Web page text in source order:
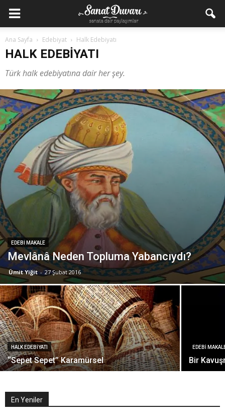
Ana Sayfa Edebiyat Halk Edebiyatı
HALK EDEBIYATI
Türk halk edebiyatına dair her şey.
EDEBI MAKALE
Mevlânâ Neden Topluma Yabancıydı?
Ümit Yiğit - 27 Şubat 2016
HALK EDEBIYATI
‘‘Sepet Sepet’’ Karamürsel
EDEBI
Bir
En Yeniler